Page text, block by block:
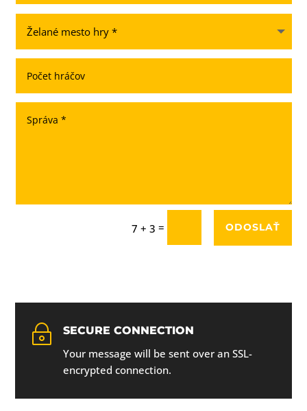
7 + 3 = ODOSLAŤ
~ SECURE CONNECTION
Your message will be sent over an SSL-
encrypted connection.